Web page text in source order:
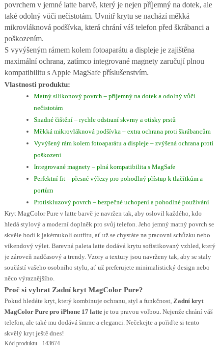
povrchem v jemné latte barvě, který je nejen příjemný na dotek, ale
také odolný vůči nečistotám. Uvnitř krytu se nachází měkká
mikrovláknová podšívka, která chrání váš telefon před škrábanci a
poškozením.
S vyvýšeným rámem kolem fotoaparátu a displeje je zajištěna
maximální ochrana, zatímco integrované magnety zaručují plnou
kompatibilitu s Apple MagSafe příslušenstvím.
Vlastnosti produktu:
Matný silikonový povrch – příjemný na dotek a odolný vůči
nečistotám
Snadné čištění – rychle odstraní skvrny a otisky prstů
Měkká mikrovláknová podšívka – extra ochrana proti škrábancům
Vyvýšený rám kolem fotoaparátu a displeje – zvýšená ochrana proti
poškození
Integrované magnety – plná kompatibilita s MagSafe
Perfektní fit – přesné výřezy pro pohodlný přístup k tlačítkům a
portům
Protiskluzový povrch – bezpečné uchopení a pohodlné používání
Kryt MagColor Pure v latte barvě je navržen tak, aby oslovil každého, kdo
hledá stylový a moderní doplněk pro svůj telefon. Jeho jemný matný povrch se
skvěle hodí k jakémukoli outfitu, ať už se chystáte na pracovní schůzku nebo
víkendový výlet. Barevná paleta latte dodává krytu sofistikovaný vzhled, který
je zároveň nadčasový a trendy. Vzory a textury jsou navrženy tak, aby se staly
součástí vašeho osobního stylu, ať už preferujete minimalistický design nebo
něco výraznějšího.
Proč si vybrat Zadní kryt MagColor Pure?
Pokud hledáte kryt, který kombinuje ochranu, styl a funkčnost, Zadní kryt
MagColor Pure pro iPhone 17 latteje tou pravou volbou. Nejenže chrání váš
telefon, ale také mu dodává šmrnc a eleganci. Nečekejte a pořiďte si tento
skvělý kryt ještě dnes!
Kód produktu 143674